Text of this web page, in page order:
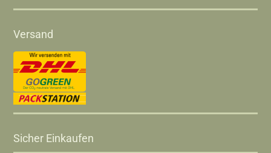
Versand
Sicher Einkaufen